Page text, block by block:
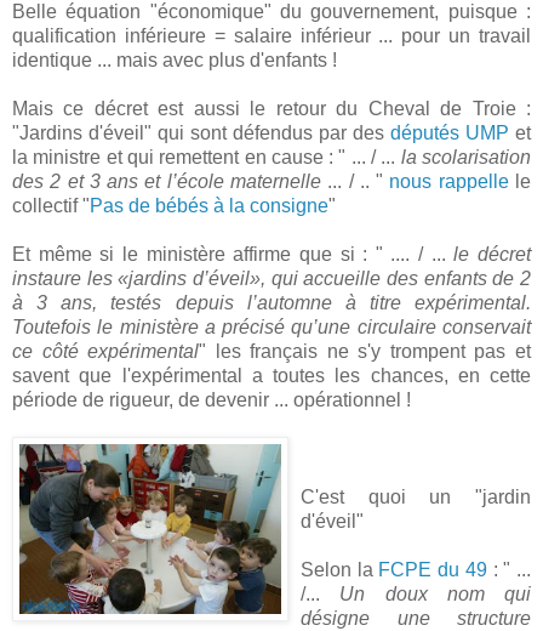
Belle équation "économique" du gouvernement, puisque :
qualification inférieure = salaire inférieur ... pour un travail
identique ... mais avec plus d'enfants !
Mais ce décret est aussi le retour du Cheval de Troie :
"Jardins d'éveil" qui sont défendus par des députés UMP et
la ministre et qui remettent en cause : " ... / ... la scolarisation
des 2 et 3 ans et l’école maternelle ... / .. " nous rappellele
collectif "Pas de bébés à la consigne"
Et même si le ministère affirme que si : " .... / ... le décret
instaure les «jardins d’éveil», qui accueille des enfants de 2
à 3 ans, testés depuis l’automne à titre expérimental.
Toutefois le ministère a précisé qu’une circulaire conservait
ce côté expérimental" les français ne s'y trompent pas et
savent que l'expérimental a toutes les chances, en cette
période de rigueur, de devenir ... opérationnel !
C'est quoi un "jardin
d'éveil"
Selon la FCPE du 49: " ...
/... Un doux nom qui
désigne une structure